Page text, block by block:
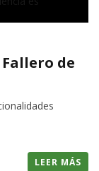
de
LEER MÁS